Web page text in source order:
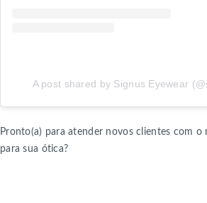
A post shared by Signus Eyewear
Pronto(a) para atender novos clientes com
para sua ótica?